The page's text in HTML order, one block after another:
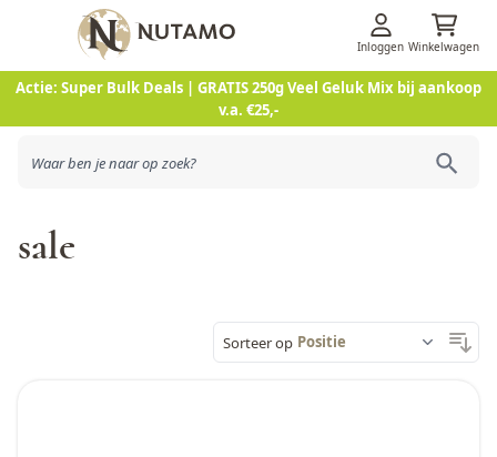
Actie: Super Bulk Deals | GRATIS 250g Veel Geluk Mix bij aankoop
v.a. €25,-
Ga naar de inhoud
Inloggen Winkelwagen
sale
Sorteer op